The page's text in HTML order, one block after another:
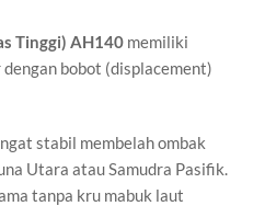
Tinggi) AH140 memiliki
bobot (displacement)
stabil membelah ombak
Utara atau Samudra Pasifik.
tanpa kru mabuk laut